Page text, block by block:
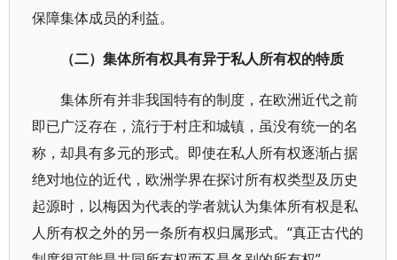
保障集体成员的利益。
（二）集体所有权具有异于私人所有权的特质
集体所有并非我国特有的制度，在欧洲近代之前
即已广泛存在，流行于村庄和城镇，虽没有统一的名
称，却具有多元的形式。即使在私人所有权逐渐占据
绝对地位的近代，欧洲学界在探讨所有权类型及历史
起源时，以梅因为代表的学者就认为集体所有权是私
人所有权之外的另一条所有权归属形式。“真正古代的